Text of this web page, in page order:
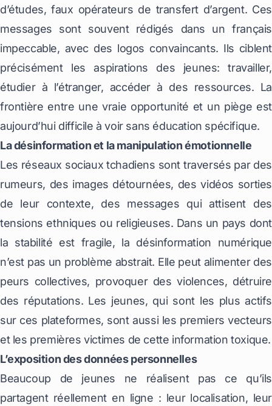
d’études, faux opérateurs de transfert d’argent. Ces
messages sont souvent rédigés dans un français
impeccable, avec des logos convaincants. Ils ciblent
précisément les aspirations des jeunes: travailler,
étudier à l’étranger, accéder à des ressources. La
frontière entre une vraie opportunité et un piège est
aujourd’hui difficile à voir sans éducation spécifique.
La désinformation et la manipulation émotionnelle
Les réseaux sociaux tchadiens sont traversés par des
rumeurs, des images détournées, des vidéos sorties
de leur contexte, des messages qui attisent des
tensions ethniques ou religieuses. Dans un pays dont
la stabilité est fragile, la désinformation numérique
n’est pas un problème abstrait. Elle peut alimenter des
peurs collectives, provoquer des violences, détruire
des réputations. Les jeunes, qui sont les plus actifs
sur ces plateformes, sont aussi les premiers vecteurs
et les premières victimes de cette information toxique.
L’exposition des données personnelles
Beaucoup de jeunes ne réalisent pas ce qu’ils
partagent réellement en ligne : leur localisation, leur